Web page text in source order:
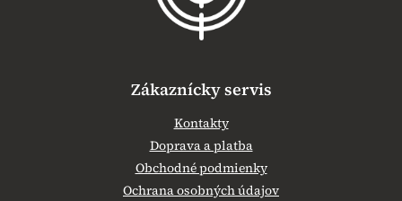
Zákaznícky servis
Kontakty
Doprava a platba
Obchodné podmienky
Ochrana osobných údajov